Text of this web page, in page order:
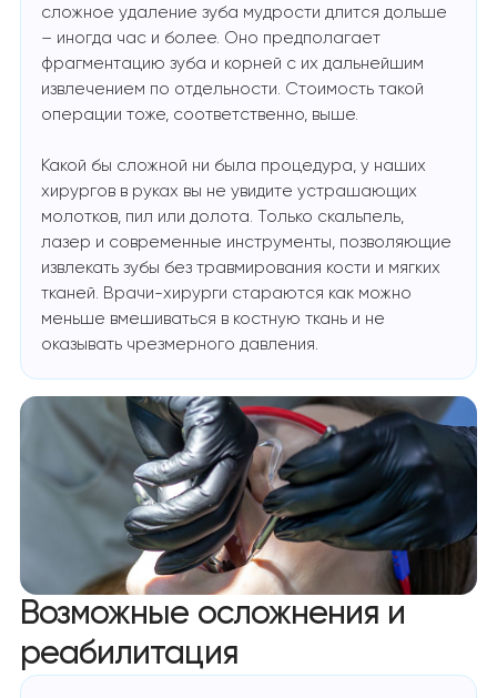
сложное удаление зуба мудрости длится дольше
– иногда час и более. Оно предполагает
фрагментацию зуба и корней с их дальнейшим
извлечением по отдельности. Стоимость такой
операции тоже, соответственно, выше.
Какой бы сложной ни была процедура, у наших
хирургов в руках вы не увидите устрашающих
молотков, пил или долота. Только скальпель,
лазер и современные инструменты, позволяющие
извлекать зубы без травмирования кости и мягких
тканей. Врачи-хирурги стараются как можно
меньше вмешиваться в костную ткань и не
оказывать чрезмерного давления.
Возможные осложнения и
реабилитация